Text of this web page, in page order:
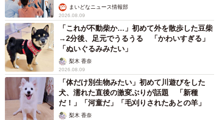
私はなるべくお腹の中で大きく育ててから産んであげた
かったので、自宅ではほぼ動かず、家事などもほぼ主人に
お願いしていました。もちろん喧嘩ばかりしていましたが
（笑）。それぐらい安静にしているようにと言われていま
した。
安静にしていたおかげもあったのか、32週まで自宅で過
ごし、結果的には正期産の37週で出産できました。ここま
まいどなニュース情報部
2026.08.09
「これが不動柴か…」初めて外を散歩した豆柴
→2分後、足元でうるうる 「かわいすぎる」
「ぬいぐるみみたい」
梨木 香奈
2026.08.09
「体だけ別生物みたい」初めて川遊びをした
犬、濡れた直後の激変ぶりが話題 「新種
だ！」「河童だ」「毛刈りされたあとの羊」
梨木 香奈